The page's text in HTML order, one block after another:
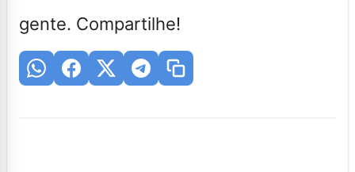
gente. Compartilhe!